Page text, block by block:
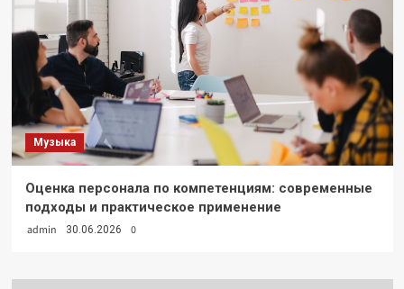
Музыка
Оценка персонала по компетенциям: современные
подходы и практическое применение
admin 30.06.2026 0